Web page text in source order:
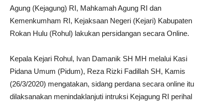
Agung (Kejagung) RI, Mahkamah Agung RI dan
Kemenkumham RI, Kejaksaan Negeri (Kejari) Kabupaten
Rokan Hulu (Rohul) lakukan persidangan secara Online.
Kepala Kejari Rohul, Ivan Damanik SH MH melalui Kasi
Pidana Umum (Pidum), Reza Rizki Fadillah SH, Kamis
(26/3/2020) mengatakan, sidang perdana secara online itu
dilaksanakan menindaklanjuti intruksi Kejagung RI perihal